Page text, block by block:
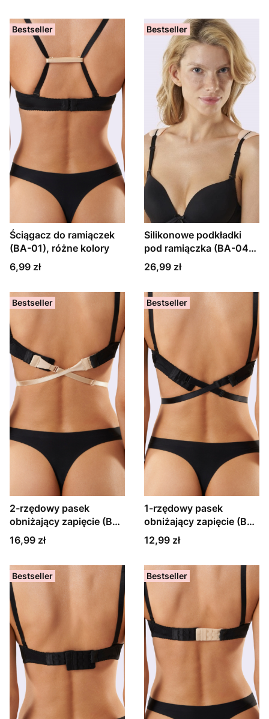
Bestseller
Ściągacz do ramiączek
(BA-01), różne kolory
Cena
6,99 zł
Bestseller
Silikonowe podkładki
pod ramiączka (BA-04),
duże
Cena
26,99 zł
Bestseller
2-rzędowy pasek
obniżający zapięcie (BA-
05), różne kolory
Cena
16,99 zł
Bestseller
1-rzędowy pasek
obniżający zapięcie (BA-
05), różne kolory
Cena
12,99 zł
Bestseller Bestseller